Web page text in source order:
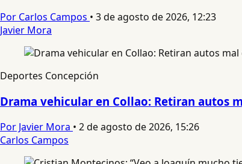
Por Carlos Campos • 3 de agosto de 2026, 12:23
Javier Mora
Deportes Concepción
Drama vehicular en Collao: Retiran autos
Por Javier Mora • 2 de agosto de 2026, 15:26
Carlos Campos